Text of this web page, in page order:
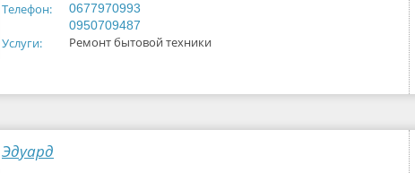
Телефон:
0677970993
0950709487
Услуги: Ремонт бытовой техники
Эдуард